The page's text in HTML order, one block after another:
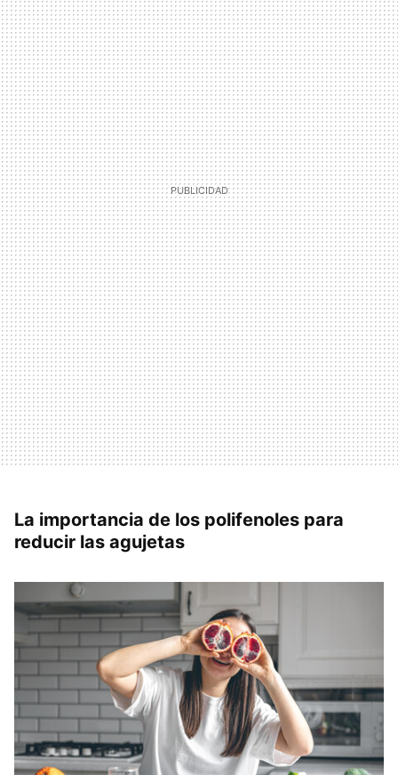
La importancia de los polifenoles para
reducir las agujetas